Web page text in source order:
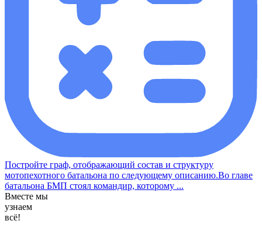
Постройте граф, отображающий состав и структуру
мотопехотного батальона по следующему описанию.Во главе
батальона БМП стоял командир, которому ...
Вместе мы
узнаем
всё!